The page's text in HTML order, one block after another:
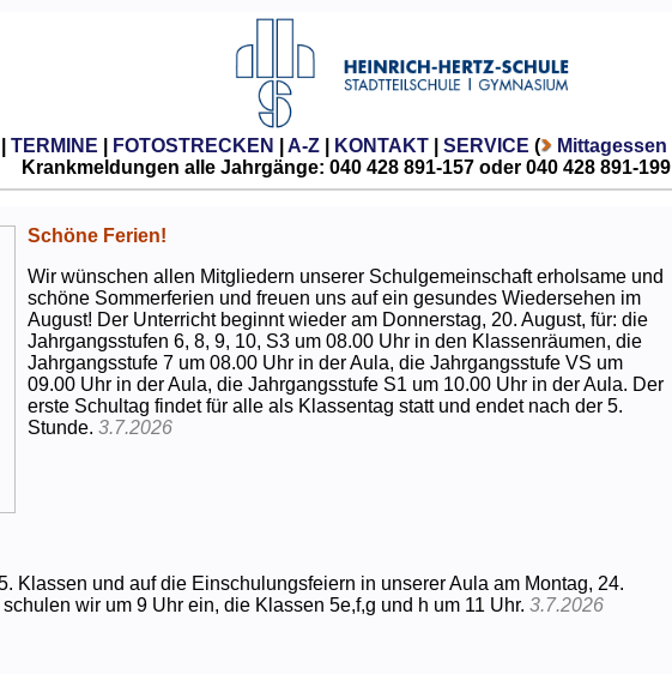
TERMINE FOTOSTRECKEN A-Z| KONTAKT| SERVICE ( Mittagessen
Krankmeldungen alle Jahrgänge: 040 428 891-157 oder 040 428 891-199
Schöne Ferien!
Wir wünschen allen Mitgliedern unserer Schulgemeinschaft erholsame und
schöne Sommerferien und freuen uns auf ein gesundes Wiedersehen im
August! Der Unterricht beginnt wieder am Donnerstag, 20. August, für: die
Jahrgangsstufen 6, 8, 9, 10, S3 um 08.00 Uhr in den Klassenräumen, die
Jahrgangsstufe 7 um 08.00 Uhr in der Aula, die Jahrgangsstufe VS um
09.00 Uhr in der Aula, die Jahrgangsstufe S1 um 10.00 Uhr in der Aula. Der
erste Schultag findet für alle als Klassentag statt und endet nach der 5.
Stunde.3.7.2026
Klassen und auf die Einschulungsfeiern in unserer Aula am Montag, 24.
wir um 9 Uhr ein, die Klassen 5e,f,g und h um 11 Uhr.3.7.2026